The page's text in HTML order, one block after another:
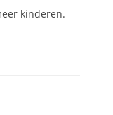
kinderen.